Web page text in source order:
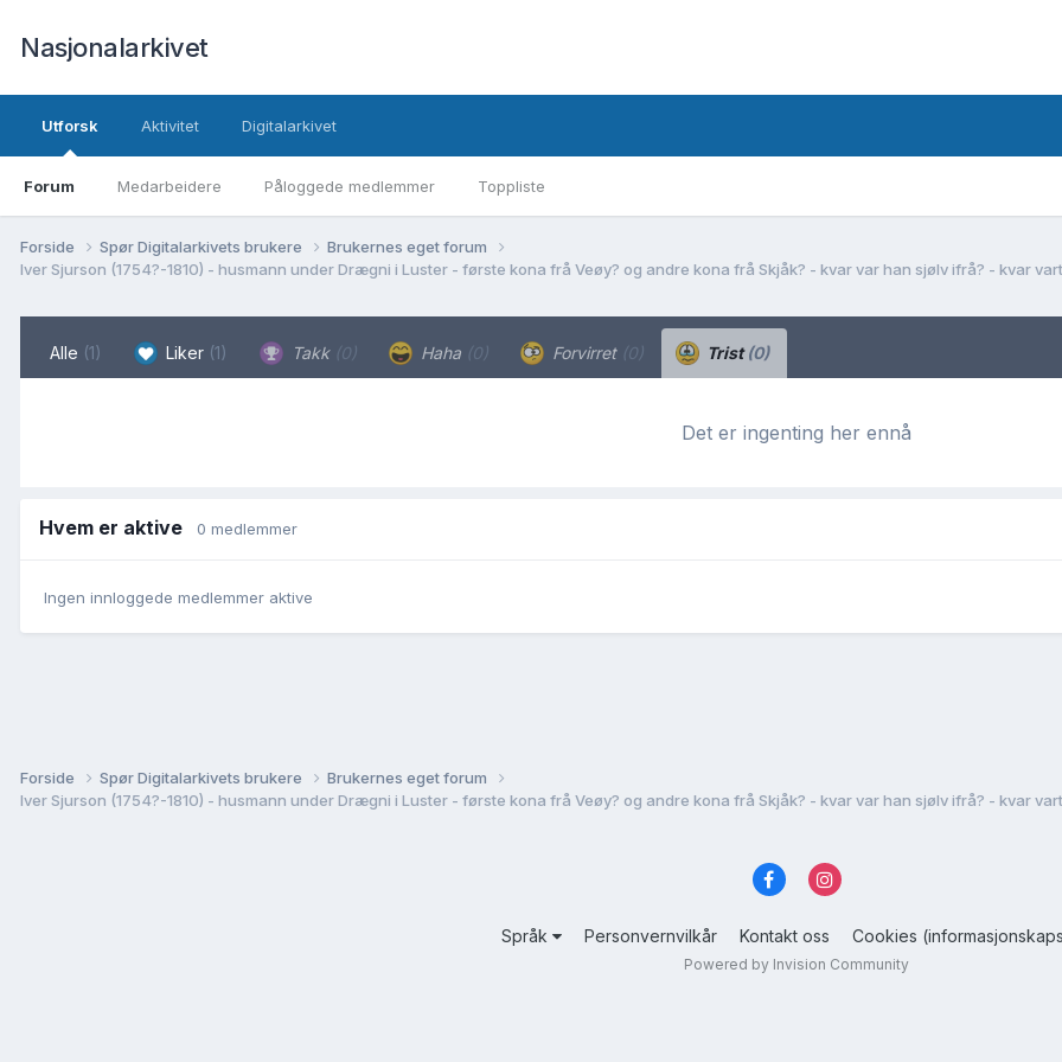
Nasjonalarkivet
Utforsk
Forum Medarbeidere Påloggede medlemmer Toppliste
Aktivitet Digitalarkivet
Forside Spør Digitalarkivets brukere
Brukernes eget forum
Iver Sjurson (1754?-1810) - husmann under Drægni i Luster - første kona frå Veøy? og andre kona frå Skjåk? - kvar var han sjølv ifrå? - kvar
Alle (1) Liker (1) Takk (0) Haha (0) Forvirret (0) Trist(0)
Det er ingenting her ennå
Hvem er aktive 0 medlemmer
Ingen innloggede medlemmer aktive
Forside Spør Digitalarkivets brukere
Brukernes eget forum
Iver Sjurson (1754?-1810) - husmann under Drægni i Luster - første kona frå Veøy? og andre kona frå Skjåk? - kvar var han sjølv ifrå? - kvar
Språk Personvernvilkår Kontakt oss Cookies
Powered by Invision Community